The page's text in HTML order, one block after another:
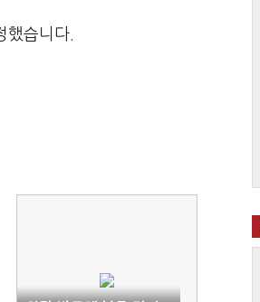
했습니다.